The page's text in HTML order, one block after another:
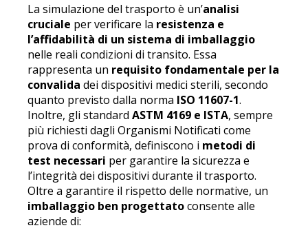
La simulazione del trasporto è un’analisi
cruciale per verificare la resistenza e
l’affidabilità di un sistema di imballaggio
nelle reali condizioni di transito. Essa
rappresenta un requisito fondamentale per la
convalida dei dispositivi medici sterili, secondo
quanto previsto dalla norma ISO 11607-1.
Inoltre, gli standard ASTM 4169 e ISTA, sempre
più richiesti dagli Organismi Notificati come
prova di conformità, definiscono i metodi di
test necessari per garantire la sicurezza e
l’integrità dei dispositivi durante il trasporto.
Oltre a garantire il rispetto delle normative, un
imballaggio ben progettatoconsente alle
aziende di: